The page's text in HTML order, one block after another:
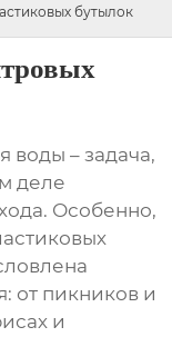
бутылок
воды – задача,
деле
Особенно,
от пикников и
и